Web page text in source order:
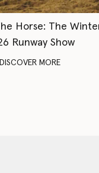
Horse: The
Runway Show
DISCOVER MORE